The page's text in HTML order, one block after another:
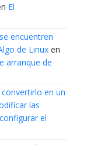
El
encuentren
de Linuxen
arranque de
en un
las
el